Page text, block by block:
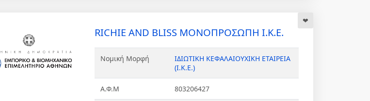
RICHIE AND BLISS ΜΟΝΟΠΡΟΣΩΠΗ Ι.Κ.Ε.
Νομική Μορφή
ΙΔΙΩΤΙΚΗ ΚΕΦΑΛΑΙΟΥΧΙΚΗ ΕΤΑΙΡΕΙΑ
(Ι.Κ.Ε.)
Α.Φ.Μ 803206427